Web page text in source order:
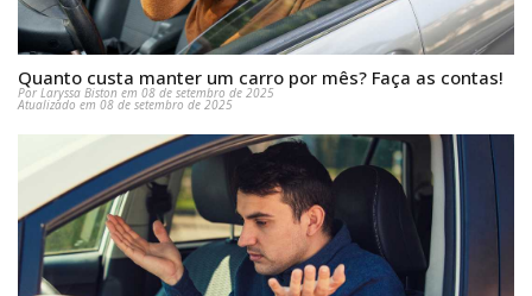
Quanto custa manter um carro por mês? Faça as contas!
Por Laryssa Biston em 08 de setembro de 2025
Atualizado em 08 de setembro de 2025